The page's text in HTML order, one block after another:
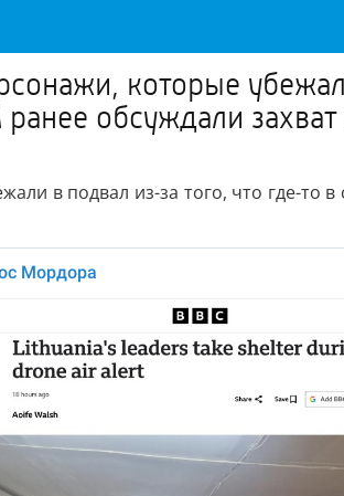
которые
обсуждали захват
в подвал из-за того, что где-